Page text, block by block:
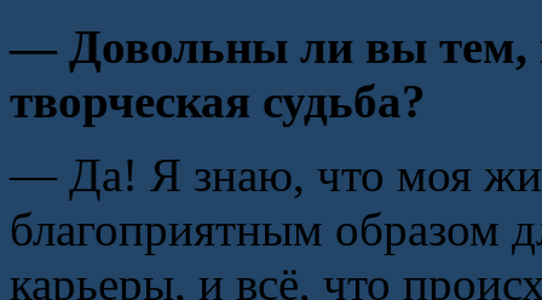
— Довольны ли вы тем,
творческая судьба?
— Да! Я знаю, что моя
благоприятным образом
карьеры, и всё, что